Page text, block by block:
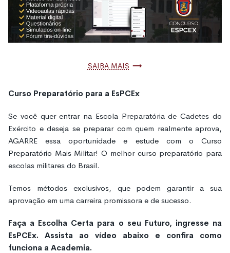
Saiba mais
Curso Preparatório para a EsPCEx
Se você quer entrar na Escola Preparatória de Cadetes do
Exército e deseja se preparar com quem realmente aprova,
AGARRE essa oportunidade e estude com o Curso
Preparatório Mais Militar! O melhor curso preparatório para
escolas militares do Brasil.
Temos métodos exclusivos, que podem garantir a sua
aprovação em uma carreira promissora e de sucesso.
Faça a Escolha Certa para o seu Futuro, ingresse na
EsPCEx. Assista ao vídeo abaixo e confira como
funciona a Academia.